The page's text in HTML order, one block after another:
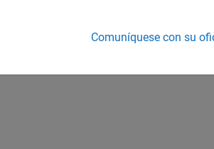
Comuníquese con su